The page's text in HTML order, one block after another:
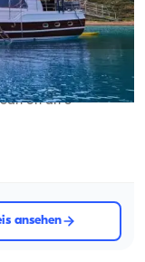
Neues Boot
on an 8-
ansehen